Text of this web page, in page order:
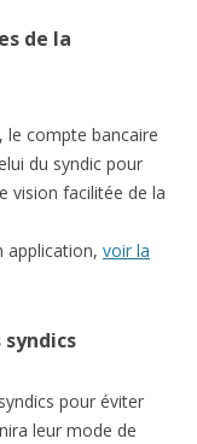
de la
le compte bancaire
du syndic pour
vision facilitée de la
application, voir la
pour éviter
leur mode de